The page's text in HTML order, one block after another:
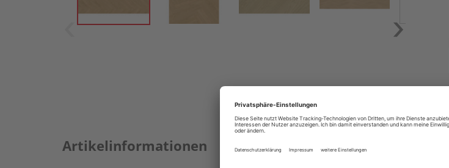
Artikelinformationen